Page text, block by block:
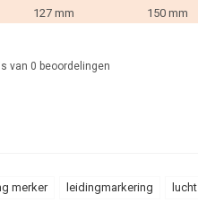
127 mm 150 mm
van 0 beoordelingen
merker leidingmarkering lucht